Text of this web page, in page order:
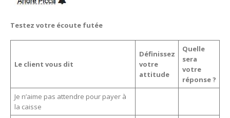
Testez votre écoute futée
Le client vous dit
Définissez
votre
attitude
Quelle
sera
votre
réponse ?
Je n’aime pas attendre pour payer à
la caisse